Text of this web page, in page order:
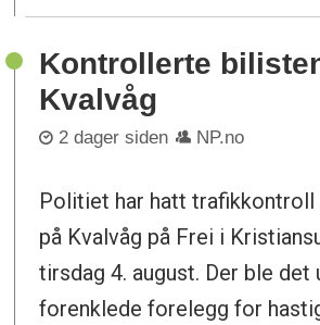
Kontrollerte
Kvalvåg
2 dager siden NP.no
Politiet har hatt trafikkontroll
på Kvalvåg på Frei i
tirsdag 4. august. Der ble
forenklede forelegg for